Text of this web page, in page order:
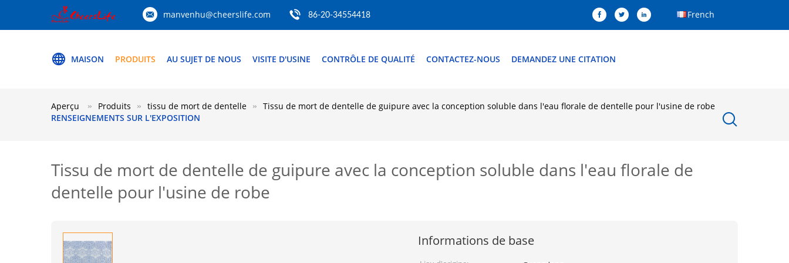
manvenhu@cheerslife.com 86-20-34554418 French
MAISON PRODUITS AU SUJET DE NOUS VISITE D'USINE CONTRÔLE DE QUALITÉ CONTACTEZ-NOUS DEMANDEZ UNE CITATION
RENSEIGNEMENTS SUR L'EXPOSITION
Aperçu Produits tissu de mort de dentelle Tissu de mort de dentelle de guipure avec la conception soluble dans l'eau florale de dentelle pour l'usine de robe
Tissu de mort de dentelle de guipure avec la conception soluble dans l'eau florale de
dentelle pour l'usine de robe
Informations de base